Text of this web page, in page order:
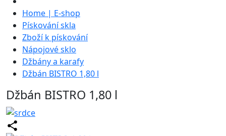
Home | E-shop
Pískování skla
Zboží k pískování
Nápojové sklo
Džbány a karafy
Džbán BISTRO 1,80 l
Džbán BISTRO 1,80 l